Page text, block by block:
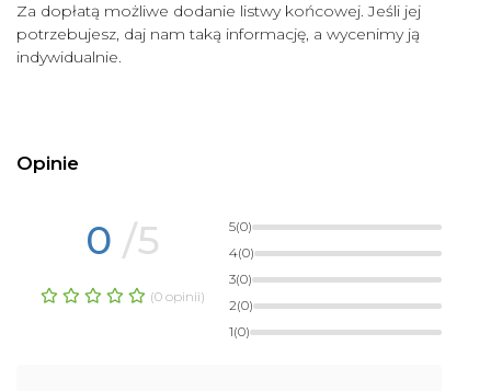
Za dopłatą możliwe dodanie listwy końcowej. Jeśli jej
potrzebujesz, daj nam taką informację, a wycenimy ją
indywidualnie.
Opinie
0 /5
(0 opinii)
5(0)
4(0)
3(0)
2(0)
1(0)